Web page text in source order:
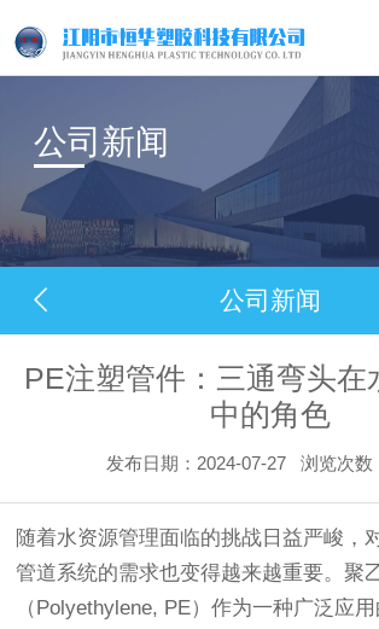
公司新闻
公司新闻
PE注塑管件：三通弯头在
中的角色
发布日期：2024-07-27 浏览次数
随着水资源管理面临的挑战日益严峻，
管道系统的需求也变得越来越重要。聚
（Polyethylene, PE）作为一种广泛应